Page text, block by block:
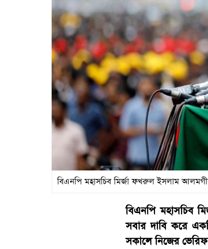
বিএনপি মহাসচিব মির্জা ফখরুল ইসলাম
বিএনপি মহাসচিব
সবার দাবি করে
সকালে নিজের